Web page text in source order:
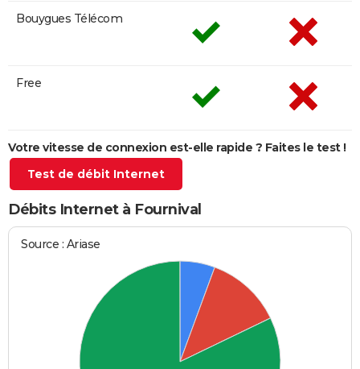
Bouygues Télécom
Free
Votre vitesse de connexion est-elle rapide ? Faites le test !
Test de débit Internet
Débits Internet à Fournival
Source : Ariase